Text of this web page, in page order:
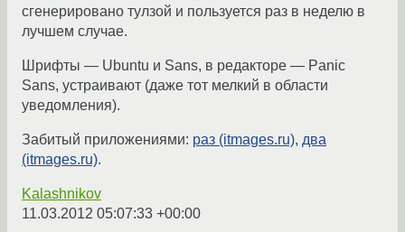
сгенерировано тулзой и пользуется раз в неделю в
лучшем случае.
Шрифты — Ubuntu и Sans, в редакторе — Panic
Sans, устраивают (даже тот мелкий в области
уведомления).
Забитый приложениями: раз (itmages.ru), два
(itmages.ru).
Kalashnikov
11.03.2012 05:07:33 +00:00